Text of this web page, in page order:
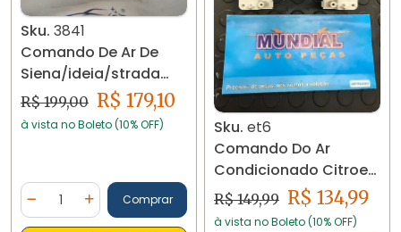
Sku. 3841
Comando De Ar De
Siena/ideia/strada
2012.. 3841
R$ 199,00 R$ 179,10
à vista no Boleto (10% OFF)
Diminuir Quantidade
Quantidade
Adicionar Quantidade
Comprar
Sku. et6
Comando Do Ar
Condicionado Citroen
C4 Pallas Original
R$ 149,99 R$ 134,99
à vista no Boleto (10% OFF)